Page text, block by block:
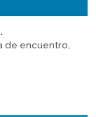
de encuentro,